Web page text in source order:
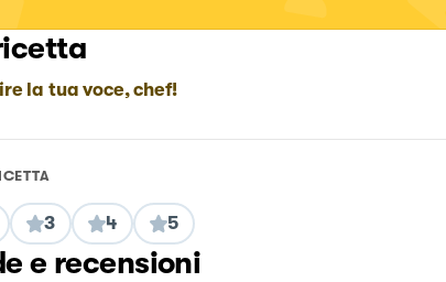
la tua voce, chef!
3 4 5
e recensioni